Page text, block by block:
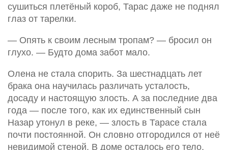
сушиться плетёный короб, Тарас даже не поднял
глаз от тарелки.
— Опять к своим лесным тропам? — бросил он
глухо. — Будто дома забот мало.
Олена не стала спорить. За шестнадцать лет
брака она научилась различать усталость,
досаду и настоящую злость. А за последние два
года — после того, как их единственный сын
Назар утонул в реке, — злость в Тарасе стала
почти постоянной. Он словно отгородился от неё
невидимой стеной. В доме осталось его тело,